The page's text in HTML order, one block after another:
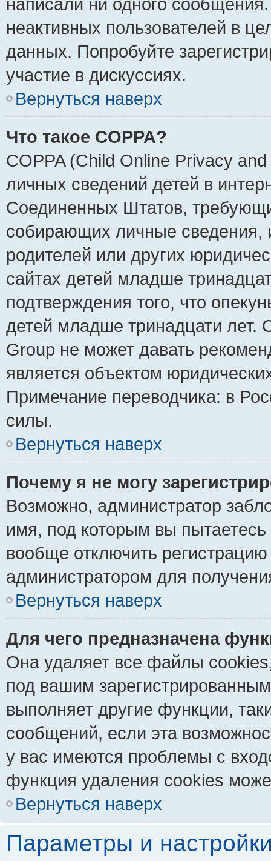
неактивных пользователей в
данных. Попробуйте
участие в дискуссиях.
Вернуться наверх
Что такое COPPA?
COPPA (Child Online Privacy
личных сведений детей в
Соединенных Штатов,
собирающих личные сведения,
родителей или других
сайтах детей младше
подтверждения того, что
детей младше тринадцати лет.
Group не может давать
является объектом
Примечание переводчика: в
силы.
Вернуться наверх
Почему я не могу
Возможно, администратор
имя, под которым вы пытаетесь
вообще отключить
администратором для
Вернуться наверх
Для чего предназначена
Она удаляет все файлы
под вашим
выполняет другие функции,
сообщений, если эта
у вас имеются проблемы с
функция удаления cookies
Вернуться наверх
Параметры и